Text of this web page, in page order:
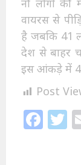
नौ लोगों की
वायरस से
है जबकि 41
देश से बाहर
इस आंकड़े में 43
Post